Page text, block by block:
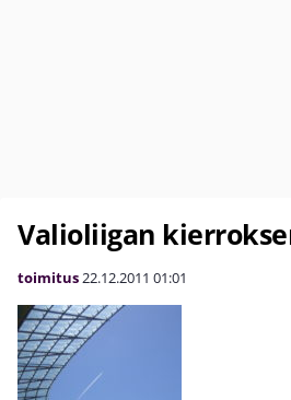
Valioliigan
toimitus22.12.2011 01:01